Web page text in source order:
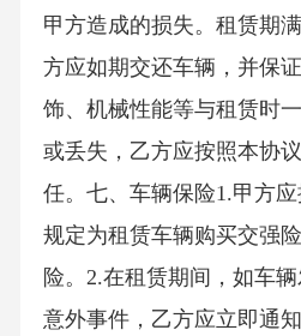
甲方造成的损失。租赁期
方应如期交还车辆，并保
饰、机械性能等与租赁时
或丢失，乙方应按照本协
任。七、车辆保险1.甲方
规定为租赁车辆购买交强
险。2.在租赁期间，如车
意外事件，乙方应立即通